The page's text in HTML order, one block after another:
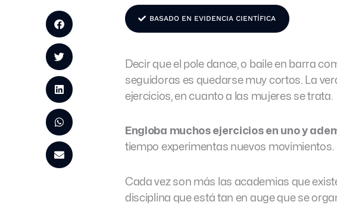
BASADO EN EVIDENCIA CIENTÍFICA
Decir que el pole dance, o baile en barra
seguidoras es quedarse muy cortos. La
ejercicios, en cuanto a las mujeres se trata.
Engloba muchos ejercicios en uno y
tiempo experimentas nuevos movimientos.
Cada vez son más las academias que
disciplina que está tan en auge que se